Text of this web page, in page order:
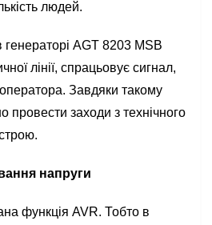
людей.
AGT 8203 MSB
лінії, спрацьовує сигнал,
Завдяки такому
провести заходи з технічного
напруги
функція AVR. Тобто в